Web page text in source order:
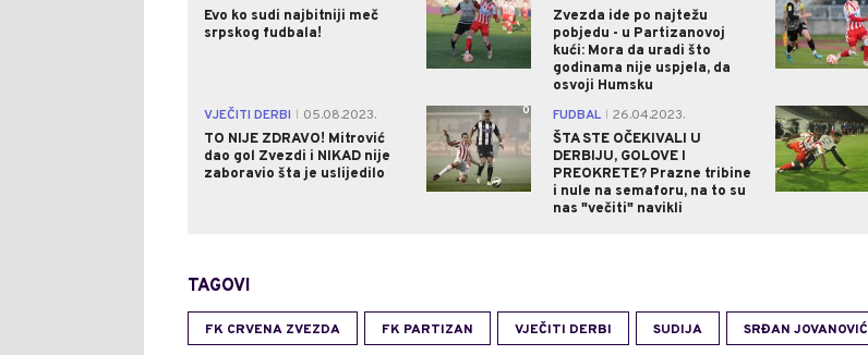
Evo ko sudi najbitniji meč
srpskog fudbala!
Zvezda ide po najtežu
pobjedu - u Partizanovoj
kući: Mora da uradi što
godinama nije uspjela, da
osvoji Humsku
VJEČITI DERBI
05.08.2023.
TO NIJE ZDRAVO! Mitrović
dao gol Zvezdi i NIKAD nije
zaboravio šta je uslijedilo
0 FUDBAL
26.04.2023.
ŠTA STE OČEKIVALI U
DERBIJU, GOLOVE I
PREOKRETE? Prazne tribine
i nule na semaforu, na to su
nas "večiti" navikli
TAGOVI
FK CRVENA ZVEZDA FK PARTIZAN VJEČITI DERBI SUDIJA SRĐAN JOVANOVIĆ